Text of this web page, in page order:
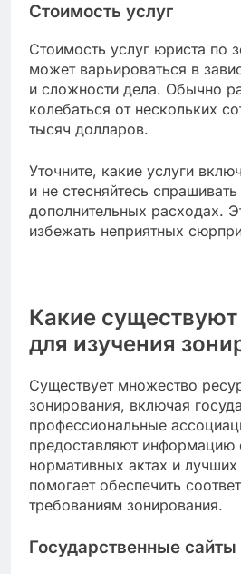
Стоимость услуг
Стоимость услуг юриста по
может варьироваться в
и сложности дела. Обычно
колебаться от нескольких
тысяч долларов.
Уточните, какие услуги
и не стесняйтесь
дополнительных расходах.
избежать неприятных
Какие
для изучения
Существует множество
зонирования, включая
профессиональные
предоставляют информацию
нормативных актах и лучших
помогает обеспечить
требованиям зонирования.
Государственные сайты